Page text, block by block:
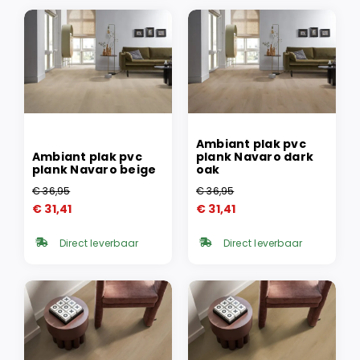
Ambiant plak pvc
plank Navaro beige
€36,95
Oorspronkelijke
was:
€ 31,41
Huidige
is: Direct leverbaar
Ambiant plak pvc
plank Navaro dark
oak
€36,95
Oorspronkelijke
was:
€ 31,41
Huidige
is: Direct leverbaar